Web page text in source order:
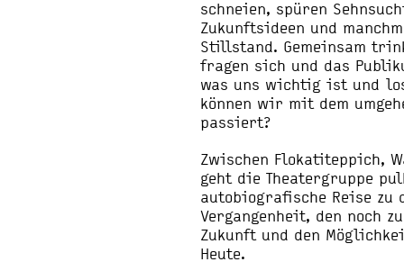
schneien, spüren
Zukunftsideen und
Stillstand. Gemeinsam
fragen sich und das
was uns wichtig ist und
können wir mit dem
passiert?
Zwischen Flokatiteppich,
geht die Theatergruppe
autobiografische Reise zu
Vergangenheit, den noch
Zukunft und den
Heute.